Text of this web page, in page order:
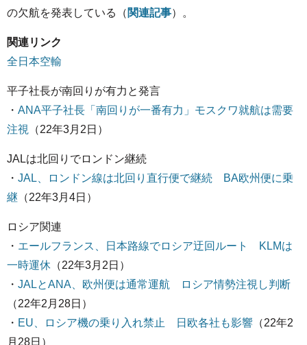
の欠航を発表している（ 関連記事）。
関連リンク
全日本空輸
平子社長が南回りが有力と発言
・ ANA平子社長「南回りが一番有力」モスクワ就航は需要
注視
（22年3月2日）
JALは北回りでロンドン継続
・ JAL、ロンドン線は北回り直行便で継続 BA欧州便に乗
継 （22年3月4日）
ロシア関連
・ エールフランス、日本路線でロシア迂回ルート KLMは
一時運休 （22年3月2日）
・ JALとANA、欧州便は通常運航 ロシア情勢注視し判断
（22年2月28日）
・ EU、ロシア機の乗り入れ禁止 日欧各社も影響 （22年2
月28日）